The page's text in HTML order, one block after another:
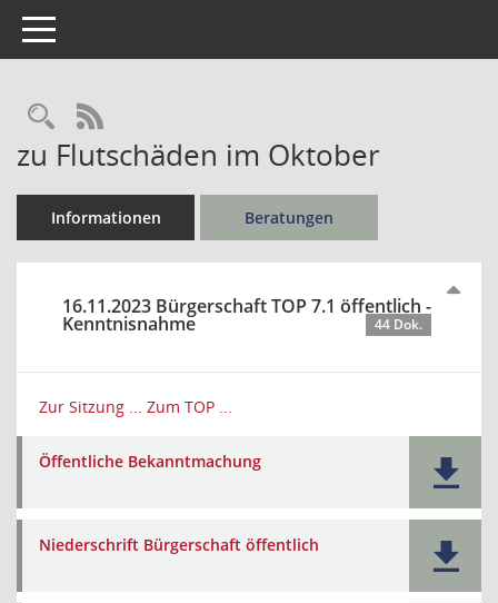
Toggle navigation
Rechercheauswahl
RSS-Feed
zu Flutschäden im Oktober
Informationen Beratungen
16.11.2023 Bürgerschaft TOP 7.1 öffentlich -
Kenntnisnahme 44 Dok.
Zur Sitzung ... Zum TOP ...
Öffentliche Bekanntmachung
Niederschrift Bürgerschaft öffentlich